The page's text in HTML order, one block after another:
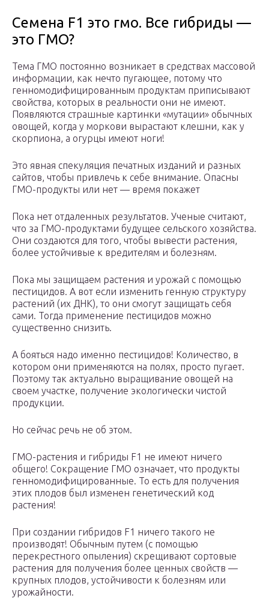
Семена F1 это гмо. Все гибриды —
это ГМО?
Тема ГМО постоянно возникает в средствах массовой
информации, как нечто пугающее, потому что
генномодифицированным продуктам приписывают
свойства, которых в реальности они не имеют.
Появляются страшные картинки «мутации» обычных
овощей, когда у моркови вырастают клешни, как у
скорпиона, а огурцы имеют ноги!
Это явная спекуляция печатных изданий и разных
сайтов, чтобы привлечь к себе внимание. Опасны
ГМО-продукты или нет — время покажет
Пока нет отдаленных результатов. Ученые считают,
что за ГМО-продуктами будущее сельского хозяйства.
Они создаются для того, чтобы вывести растения,
более устойчивые к вредителям и болезням.
Пока мы защищаем растения и урожай с помощью
пестицидов. А вот если изменить генную структуру
растений (их ДНК), то они смогут защищать себя
сами. Тогда применение пестицидов можно
существенно снизить.
А бояться надо именно пестицидов! Количество, в
котором они применяются на полях, просто пугает.
Поэтому так актуально выращивание овощей на
своем участке, получение экологически чистой
продукции.
Но сейчас речь не об этом.
ГМО-растения и гибриды F1 не имеют ничего
общего! Сокращение ГМО означает, что продукты
генномодифицированные. То есть для получения
этих плодов был изменен генетический код
растения!
При создании гибридов F1 ничего такого не
производят! Обычным путем (с помощью
перекрестного опыления) скрещивают сортовые
растения для получения более ценных свойств —
крупных плодов, устойчивости к болезням или
урожайности.